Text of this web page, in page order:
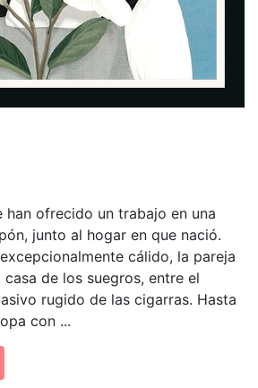
han ofrecido un trabajo en una
junto al hogar en que nació.
cálido, la pareja
de los suegros, entre el
rugido de las cigarras. Hasta
con ...